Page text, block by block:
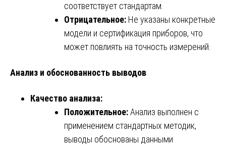
соответствует стандартам.
Отрицательное: Не указаны конкретные
модели и сертификация приборов, что
может повлиять на точность измерений.
Анализ и обоснованность выводов
Качество анализа:
Положительное:Анализ выполнен с
применением стандартных методик,
выводы обоснованы данными